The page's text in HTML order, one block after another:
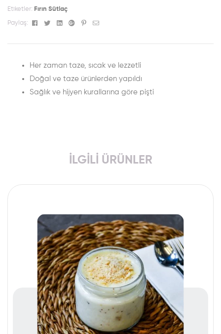
Etiketler: Fırın Sütlaç
Paylaş: Facebook
TwitterLinkedinGoogle+Pinterest
Email
Her zaman taze, sıcak ve lezzetli
Doğal ve taze ürünlerden yapıldı
Sağlık ve hijyen kurallarına göre pişti
İLGILI ÜRÜNLER